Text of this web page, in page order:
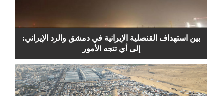
بين استهداف القنصلية الإيرانية في دمشق والرد الإيراني:
إلى أي تتجه الأمور